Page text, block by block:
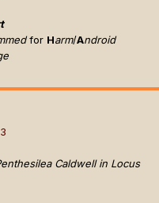
for Harm/Android
Caldwell in Locus